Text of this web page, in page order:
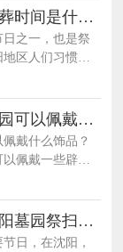
陵园网为您分
节日之一，也
朋友会前往祖
思念和敬意。
重要节日之
阳市民朋友会
亲人的思念和
是安葬的吉
安葬呢，沈阳
时间是什么
之一，也是祭
区人们习惯在
，还有购买墓
网为您讲解，
据传统风俗和
网带您一起了
可以佩戴什
戴什么饰品？
佩戴一些辟邪
能量的影响。
的辟邪饰品的
墓园祭扫注
日，在沈阳，